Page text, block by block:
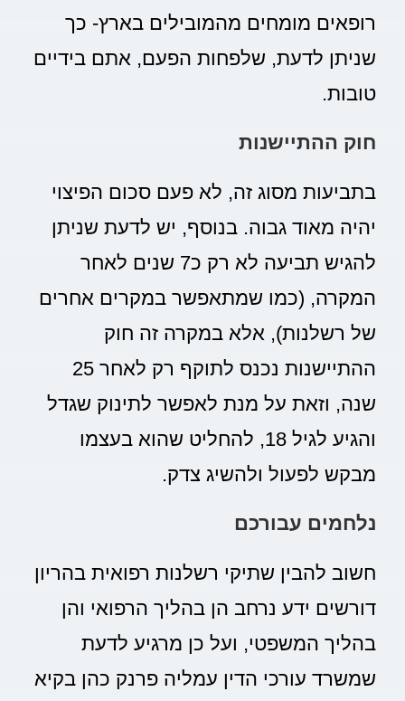
רופאים מומחים מהמובילים בארץ- כך
שניתן לדעת, שלפחות הפעם, אתם בידיים
טובות.
חוק ההתיישנות
בתביעות מסוג זה, לא פעם סכום הפיצוי
יהיה מאוד גבוה. בנוסף, יש לדעת שניתן
להגיש תביעה לא רק כ7 שנים לאחר
המקרה, (כמו שמתאפשר במקרים אחרים
של רשלנות), אלא במקרה זה חוק
ההתיישנות נכנס לתוקף רק לאחר 25
שנה, וזאת על מנת לאפשר לתינוק שגדל
והגיע לגיל 18, להחליט שהוא בעצמו
מבקש לפעול ולהשיג צדק.
נלחמים עבורכם
חשוב להבין שתיקי רשלנות רפואית בהריון
דורשים ידע נרחב הן בהליך הרפואי והן
בהליך המשפטי, ועל כן מרגיע לדעת
שמשרד עורכי הדין עמליה פרנק כהן בקיא